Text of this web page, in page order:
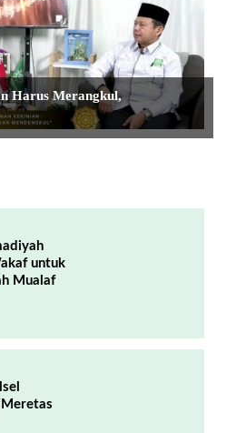
Harus Merangkul,
untuk
Mualaf